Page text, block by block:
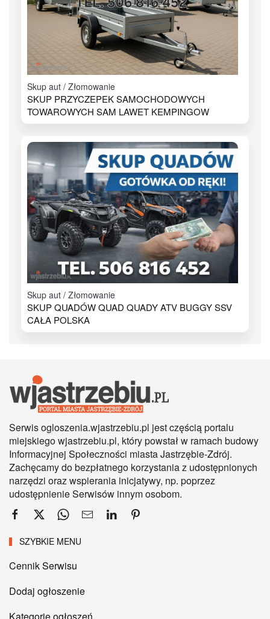
Skup aut / Złomowanie
SKUP PRZYCZEPEK SAMOCHODOWYCH
TOWAROWYCH SAM LAWET KEMPINGOW
Skup aut / Złomowanie
SKUP QUADÓW QUAD QUADY ATV BUGGY SSV
CAŁA POLSKA
Serwis ogloszenia.wjastrzebiu.pl jest częścią portalu
miejskiego wjastrzebiu.pl, który powstał w ramach budowy
Informacyjnej Społeczności miasta Jastrzębie-Zdrój.
Zachęcamy do bezpłatnego korzystania z udostępnionych
narzędzi oraz wspierania inicjatywy, np. poprzez
udostępnienie Serwisów innym osobom.
SZYBKIE MENU
Cennik Serwisu
Dodaj ogłoszenie
Kategorie ogłoszeń